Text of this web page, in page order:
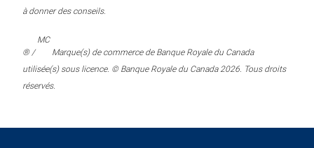
à donner des conseils.
® /
MC
Marque(s) de commerce de Banque Royale du Canada
utilisée(s) sous licence. © Banque Royale du Canada 2026. Tous droits
réservés.